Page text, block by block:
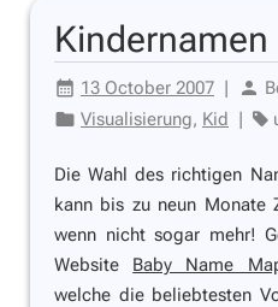
Kindernamen
13 October 2007 |
Visualisierung, Kid |
Die Wahl des richtigen
kann bis zu neun Monate
wenn nicht sogar mehr!
Website Baby Name
welche die beliebtesten